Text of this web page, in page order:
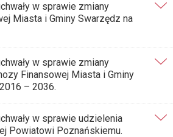
w sprawie zmiany
Miasta i Gminy Swarzędz na
w sprawie zmiany
Finansowej Miasta i Gminy
– 2036.
w sprawie udzielenia
Powiatowi Poznańskiemu.